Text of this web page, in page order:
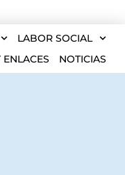
LABOR SOCIAL
ENLACES
NOTICIAS